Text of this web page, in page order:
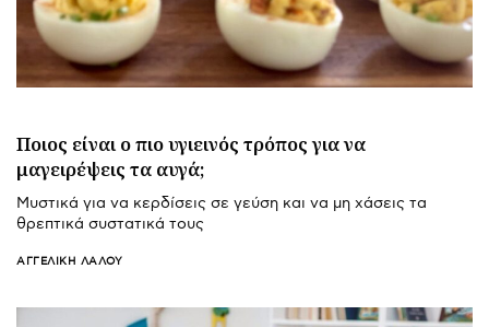
Ποιος είναι ο πιο υγιεινός τρόπος για να
μαγειρέψεις τα αυγά;
Μυστικά για να κερδίσεις σε γεύση και να μη χάσεις τα
θρεπτικά συστατικά τους
ΑΓΓΕΛΙΚΉ ΛΆΛΟΥ